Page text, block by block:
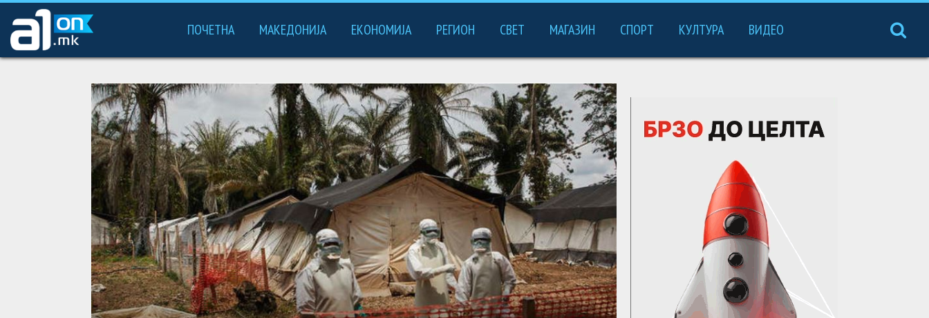
ПОЧЕТНА МАКЕДОНИЈА ЕКОНОМИЈА РЕГИОН СВЕТ МАГАЗИН СПОРТ КУЛТУРА ВИДЕО